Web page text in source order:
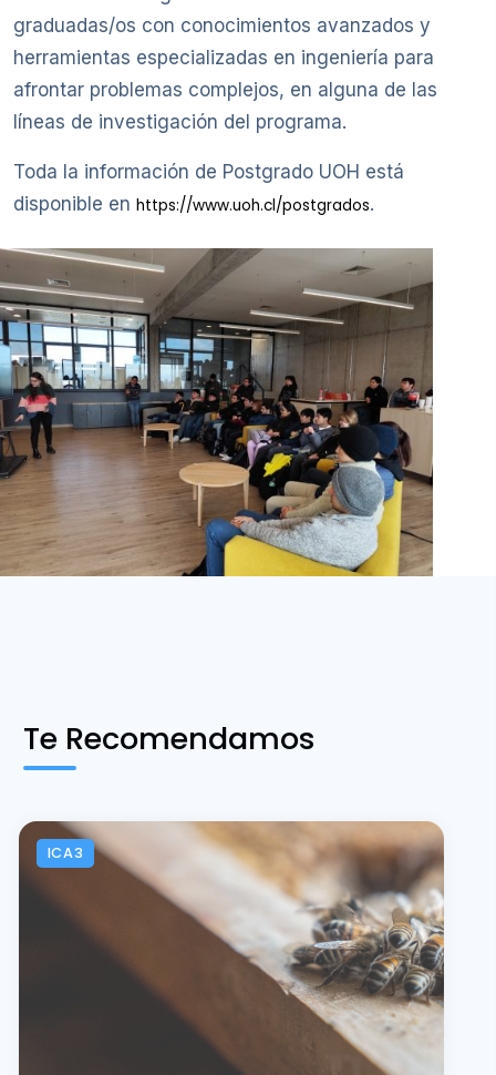
graduadas/os con conocimientos avanzados y
herramientas especializadas en ingeniería para
afrontar problemas complejos, en alguna de las
líneas de investigación del programa.
Toda la información de Postgrado UOH está
disponible en https://www.uoh.cl/postgrados.
Te Recomendamos
ICA3